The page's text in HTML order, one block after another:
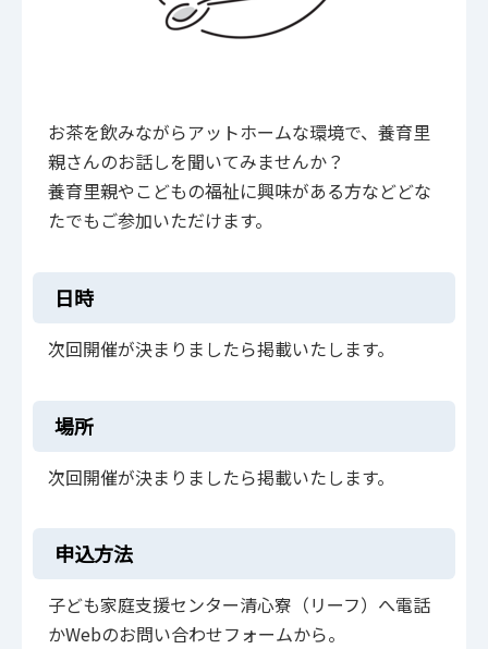
お茶を飲みながらアットホームな環境で、養育里
親さんのお話しを聞いてみませんか？
養育里親やこどもの福祉に興味がある方などどな
たでもご参加いただけます。
日時
次回開催が決まりましたら掲載いたします。
場所
次回開催が決まりましたら掲載いたします。
申込方法
子ども家庭支援センター清心寮（リーフ）へ電話
かWebのお問い合わせフォームから。